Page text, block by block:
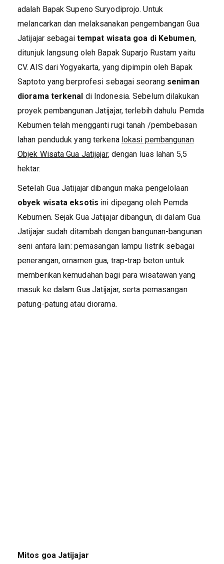
adalah Bapak Supeno Suryodiprojo. Untuk
melancarkan dan melaksanakan pengembangan Gua
Jatijajar sebagai tempat wisata goa di Kebumen,
ditunjuk langsung oleh Bapak Suparjo Rustam yaitu
CV. AIS dari Yogyakarta, yang dipimpin oleh Bapak
Saptoto yang berprofesi sebagai seorang seniman
diorama terkenal di Indonesia. Sebelum dilakukan
proyek pembangunan Jatijajar, terlebih dahulu Pemda
Kebumen telah mengganti rugi tanah /pembebasan
lahan penduduk yang terkena lokasi pembangunan
Objek Wisata Gua Jatijajar, dengan luas lahan 5,5
hektar.
Setelah Gua Jatijajar dibangun maka pengelolaan
obyek wisata eksotis ini dipegang oleh Pemda
Kebumen. Sejak Gua Jatijajar dibangun, di dalam Gua
Jatijajar sudah ditambah dengan bangunan-bangunan
seni antara lain: pemasangan lampu listrik sebagai
penerangan, ornamen gua, trap-trap beton untuk
memberikan kemudahan bagi para wisatawan yang
masuk ke dalam Gua Jatijajar, serta pemasangan
patung-patung atau diorama.
Mitos goa Jatijajar